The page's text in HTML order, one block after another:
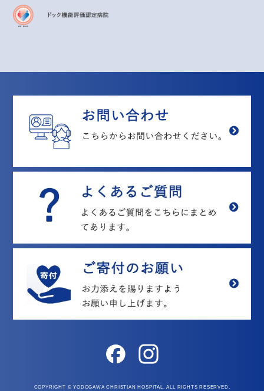
COPYRIGHT © YODOGAWA CHRISTIAN HOSPITAL. ALL RIGHTS RESERVED.